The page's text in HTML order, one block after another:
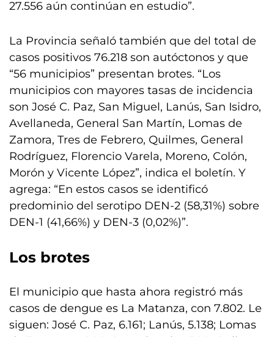
27.556 aún continúan en estudio”.
La Provincia señaló también que del total de
casos positivos 76.218 son autóctonos y que
“56 municipios” presentan brotes. “Los
municipios con mayores tasas de incidencia
son José C. Paz, San Miguel, Lanús, San Isidro,
Avellaneda, General San Martín, Lomas de
Zamora, Tres de Febrero, Quilmes, General
Rodríguez, Florencio Varela, Moreno, Colón,
Morón y Vicente López”, indica el boletín. Y
agrega: “En estos casos se identificó
predominio del serotipo DEN-2 (58,31%) sobre
DEN-1 (41,66%) y DEN-3 (0,02%)”.
Los brotes
El municipio que hasta ahora registró más
casos de dengue es La Matanza, con 7.802. Le
siguen: José C. Paz, 6.161; Lanús, 5.138; Lomas